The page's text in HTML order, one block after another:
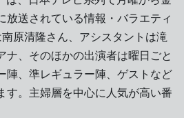
放送されている情報・バラエティ
原清隆さん、アシスタントは滝
ナ、そのほかの出演者は曜日ごと
陣、準レギュラー陣、ゲストなど
す。主婦層を中心に人気が高い番